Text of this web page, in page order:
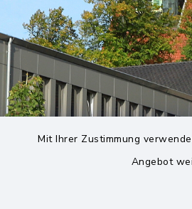
Mit Ihrer Zustimmung
Angebot